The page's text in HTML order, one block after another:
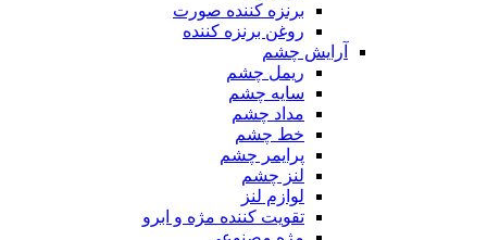
برنزه کننده صورت
روغن برنزه کننده
آرایش چشم
ریمل چشم
سایه چشم
مداد چشم
خط چشم
پرایمر چشم
لنز چشم
لوازم لنز
تقویت کننده مژه و ابرو